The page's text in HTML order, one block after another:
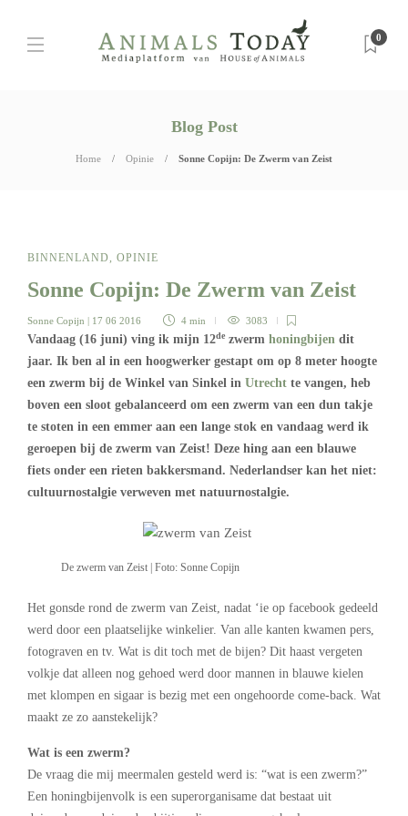
0
Blog Post
Home Opinie Sonne Copijn: De Zwerm van Zeist
BINNENLAND, OPINIE
Sonne Copijn: De Zwerm van Zeist
Sonne Copijn | 17 06 2016 4 min 3083
Vandaag (16 juni) ving ik mijn 12de zwerm honingbijen dit
jaar. Ik ben al in een hoogwerker gestapt om op 8 meter hoogte
een zwerm bij de Winkel van Sinkel in Utrecht te vangen, heb
boven een sloot gebalanceerd om een zwerm van een dun takje
te stoten in een emmer aan een lange stok en vandaag werd ik
geroepen bij de zwerm van Zeist! Deze hing aan een blauwe
fiets onder een rieten bakkersmand. Nederlandser kan het niet:
cultuurnostalgie verweven met natuurnostalgie.
De zwerm van Zeist | Foto: Sonne Copijn
Het gonsde rond de zwerm van Zeist, nadat ‘ie op facebook gedeeld
werd door een plaatselijke winkelier. Van alle kanten kwamen pers,
fotograven en tv. Wat is dit toch met de bijen? Dit haast vergeten
volkje dat alleen nog gehoed werd door mannen in blauwe kielen
met klompen en sigaar is bezig met een ongehoorde come-back. Wat
maakt ze zo aanstekelijk?
Wat is een zwerm?
De vraag die mij meermalen gesteld werd is: “wat is een zwerm?”
Een honingbijenvolk is een superorganisame dat bestaat uit